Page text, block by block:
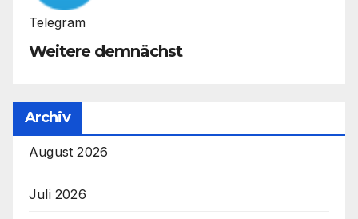
Telegram
Weitere demnächst
Archiv
August 2026
Juli 2026